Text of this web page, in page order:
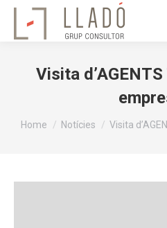
Visita
You are here:
Home Notícies Visita